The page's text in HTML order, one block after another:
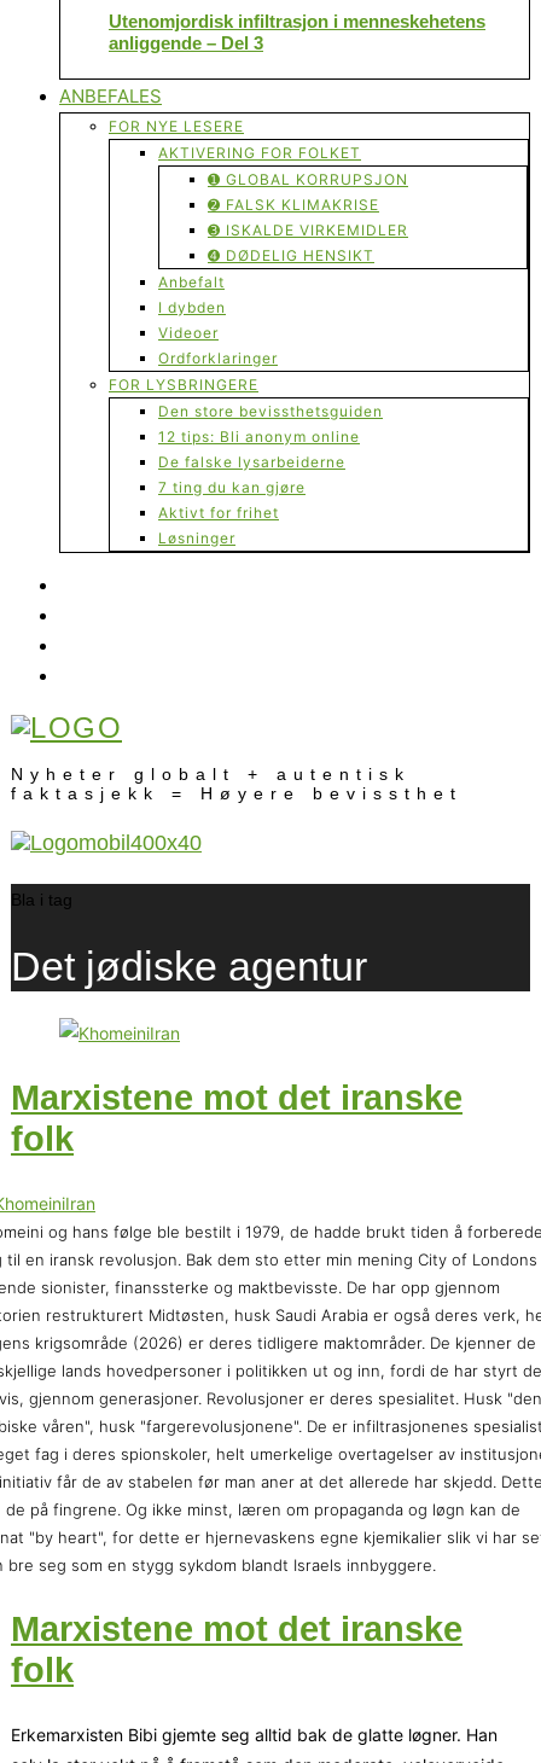
Utenomjordisk infiltrasjon i menneskehetens
anliggende – Del 3
ANBEFALES
FOR NYE LESERE
AKTIVERING FOR FOLKET
➊ GLOBAL KORRUPSJON
➋ FALSK KLIMAKRISE
➌ ISKALDE VIRKEMIDLER
➍ DØDELIG HENSIKT
Anbefalt
I dybden
Videoer
Ordforklaringer
FOR LYSBRINGERE
Den store bevissthetsguiden
12 tips: Bli anonym online
De falske lysarbeiderne
7 ting du kan gjøre
Aktivt for frihet
Løsninger
Nyheter globalt + autentisk
faktasjekk = Høyere bevissthet
Bla i tag
Det jødiske agentur
Marxistene mot det iranske
folk
og hans følge ble bestilt i 1979, de hadde brukt tiden å
til en iransk revolusjon. Bak dem sto etter min mening City of Londons
sionister, finanssterke og maktbevisste. De har opp gjennom
restrukturert Midtøsten, husk Saudi Arabia er også deres verk,
krigsområde (2026) er deres tidligere maktområder. De kjenner de
lands hovedpersoner i politikken ut og inn, fordi de har styrt
gjennom generasjoner. Revolusjoner er deres spesialitet. Husk "den
våren", husk "fargerevolusjonene". De er infiltrasjonenes
fag i deres spionskoler, helt umerkelige overtagelser av
får de av stabelen før man aner at det allerede har skjedd.
de på fingrene. Og ikke minst, læren om propaganda og løgn kan de
"by heart", for dette er hjernevaskens egne kjemikalier slik vi har
bre seg som en stygg sykdom blandt Israels innbyggere.
Marxistene mot det iranske
folk
Erkemarxisten Bibi gjemte seg alltid bak de glatte løgner. Han